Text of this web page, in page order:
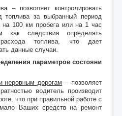
– позволяет контролировать
топлива за выбранный период
на 100 км пробега или на 1 час
следствия определять
топлива, что дает
данные случаи.
параметров состояни
неровным дорогам – позволяет
водитель производит
что при правильной работе с
Ваших средств на ремонт